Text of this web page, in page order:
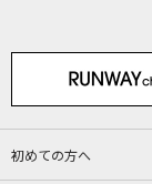
初めての方へ